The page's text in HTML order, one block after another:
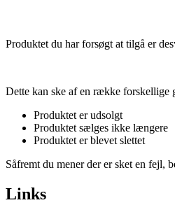
Produktet du har forsøgt at tilgå er
Dette kan ske af en række forskellige
Produktet er udsolgt
Produktet sælges ikke længere
Produktet er blevet slettet
Såfremt du mener der er sket en fejl,
Links